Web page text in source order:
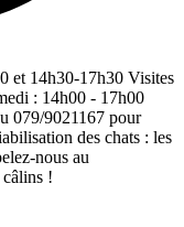
et 14h30-17h30 Visites
: 14h00 - 17h00
079/9021167 pour
des chats : les
nous au
!